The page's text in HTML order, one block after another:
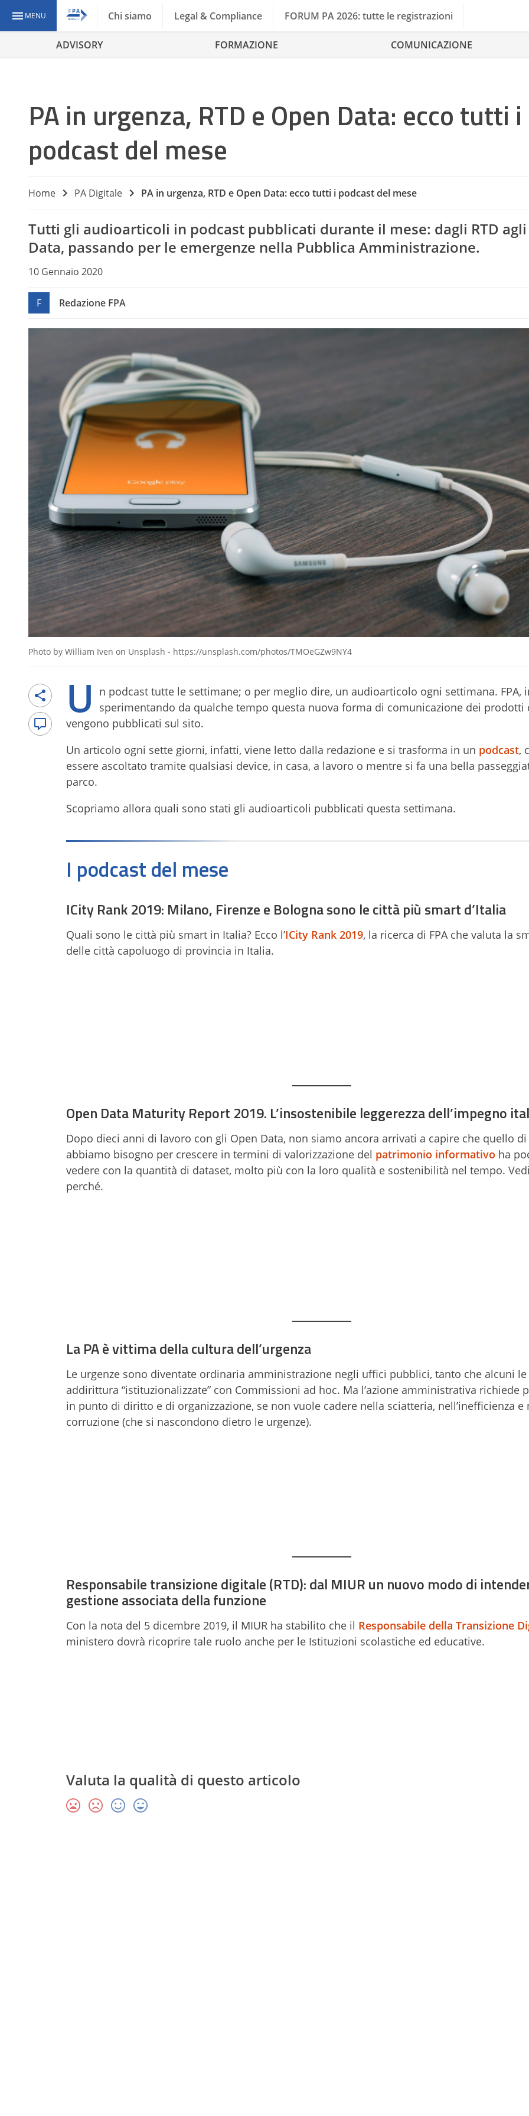
MENU Chi siamo Legal & Compliance FORUM PA 2026: tutte le registrazioni
ADVISORY FORMAZIONE COMUNICAZIONE
PA in urgenza, RTD e Open Data: ecco tutti i
podcast del mese
Home PA Digitale PA in urgenza, RTD e Open Data: ecco tutti i podcast del mese
Tutti gli audioarticoli in podcast pubblicati durante il mese: dagli RTD
Data, passando per le emergenze nella Pubblica Amministrazione.
10 Gennaio 2020
F Redazione FPA
Photo by William Iven on Unsplash - https://unsplash.com/photos/TMOeGZw9NY4
U
n podcast tutte le settimane; o per meglio dire, un audioarticolo ogni settimana. FPA,
sperimentando da qualche tempo questa nuova forma di comunicazione dei prodotti
vengono pubblicati sul sito.
Un articolo ogni sette giorni, infatti, viene letto dalla redazione e si trasforma in un podcast,
essere ascoltato tramite qualsiasi device, in casa, a lavoro o mentre si fa una bella
parco.
Scopriamo allora quali sono stati gli audioarticoli pubblicati questa settimana.
I podcast del mese
ICity Rank 2019: Milano, Firenze e Bologna sono le città più smart d’Italia
Quali sono le città più smart in Italia? Ecco l’ICity Rank 2019, la ricerca di FPA che valuta la
delle città capoluogo di provincia in Italia.
Open Data Maturity Report 2019. L’insostenibile leggerezza dell’impegno
Dopo dieci anni di lavoro con gli Open Data, non siamo ancora arrivati a capire che quello di
abbiamo bisogno per crescere in termini di valorizzazione del patrimonio informativo ha
vedere con la quantità di dataset, molto più con la loro qualità e sostenibilità nel tempo.
perché.
La PA è vittima della cultura dell’urgenza
Le urgenze sono diventate ordinaria amministrazione negli uffici pubblici, tanto che alcuni
addirittura “istituzionalizzate” con Commissioni ad hoc. Ma l’azione amministrativa richiede
in punto di diritto e di organizzazione, se non vuole cadere nella sciatteria, nell’inefficienza e
corruzione (che si nascondono dietro le urgenze).
Responsabile transizione digitale (RTD): dal MIUR un nuovo modo di
gestione associata della funzione
Con la nota del 5 dicembre 2019, il MIUR ha stabilito che il Responsabile della Transizione
ministero dovrà ricoprire tale ruolo anche per le Istituzioni scolastiche ed educative.
Valuta la qualità di questo articolo